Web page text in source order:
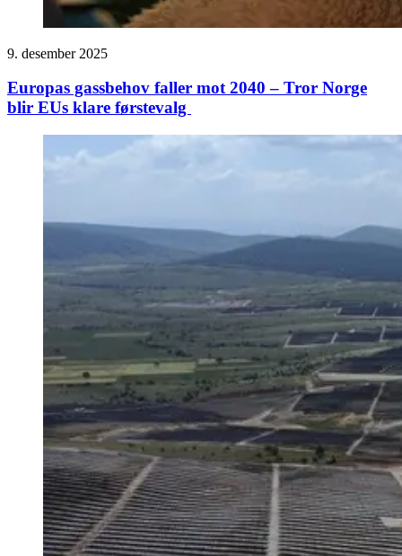
9. desember 2025
Europas gassbehov faller mot 2040 – Tror Norge
blir EUs klare førstevalg